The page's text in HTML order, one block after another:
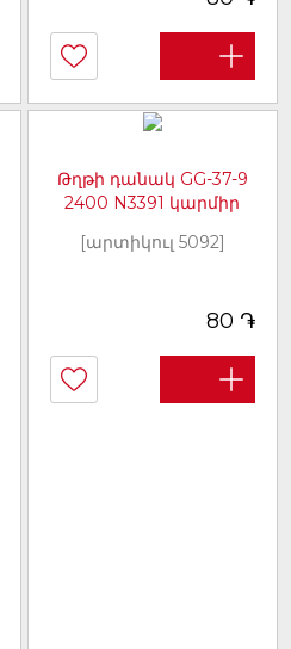
Թղթի դանակ GG-37-9
2400 N3391 կարմիր
[արտիկուլ 5092]
80 ֏